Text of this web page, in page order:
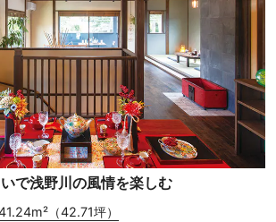
で浅野川の風情を楽しむ
（42.71坪）